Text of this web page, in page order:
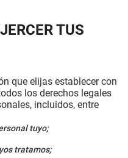
TUS
que elijas establecer con
los derechos legales
incluidos, entre
tuyo;
tratamos;